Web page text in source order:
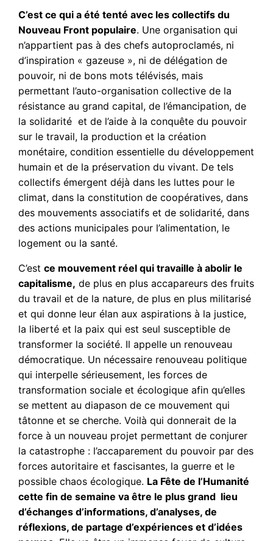
C’est ce qui a été tenté avec les collectifs du
Nouveau Front populaire. Une organisation qui
n’appartient pas à des chefs autoproclamés, ni
d’inspiration « gazeuse », ni de délégation de
pouvoir, ni de bons mots télévisés, mais
permettant l’auto-organisation collective de la
résistance au grand capital, de l’émancipation, de
la solidarité et de l’aide à la conquête du pouvoir
sur le travail, la production et la création
monétaire, condition essentielle du développement
humain et de la préservation du vivant. De tels
collectifs émergent déjà dans les luttes pour le
climat, dans la constitution de coopératives, dans
des mouvements associatifs et de solidarité, dans
des actions municipales pour l’alimentation, le
logement ou la santé.
C’estce mouvement réel qui travaille à abolir le
capitalisme, de plus en plus accapareurs des fruits
du travail et de la nature, de plus en plus militarisé
et qui donne leur élan aux aspirations à la justice,
la liberté et la paix qui est seul susceptible de
transformer la société. Il appelle un renouveau
démocratique. Un nécessaire renouveau politique
qui interpelle sérieusement, les forces de
transformation sociale et écologique afin qu’elles
se mettent au diapason de ce mouvement qui
tâtonne et se cherche. Voilà qui donnerait de la
force à un nouveau projet permettant de conjurer
la catastrophe : l’accaparement du pouvoir par des
forces autoritaire et fascisantes, la guerre et le
possible chaos écologique. La Fête de l’Humanité
cette fin de semaine va être le plus grand lieu
d’échanges d’informations, d’analyses, de
réflexions, de partage d’expériences et d’idées